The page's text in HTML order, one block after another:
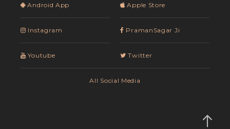
Android App
Instagram
Youtube
Apple Store
PramanSagar Ji
Twitter
All Social Media